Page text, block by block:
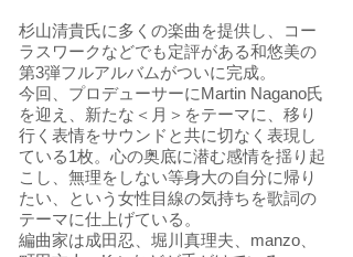
杉山清貴氏に多くの楽曲を提供し、コー
ラスワークなどでも定評がある和悠美の
第3弾フルアルバムがついに完成。
今回、プロデューサーにMartin Nagano氏
を迎え、新たな＜月＞をテーマに、移り
行く表情をサウンドと共に切なく表現し
ている1枚。心の奥底に潜む感情を揺り起
こし、無理をしない等身大の自分に帰り
たい、という女性目線の気持ちを歌詞の
テーマに仕上げている。
編曲家は成田忍、堀川真理夫、manzo、